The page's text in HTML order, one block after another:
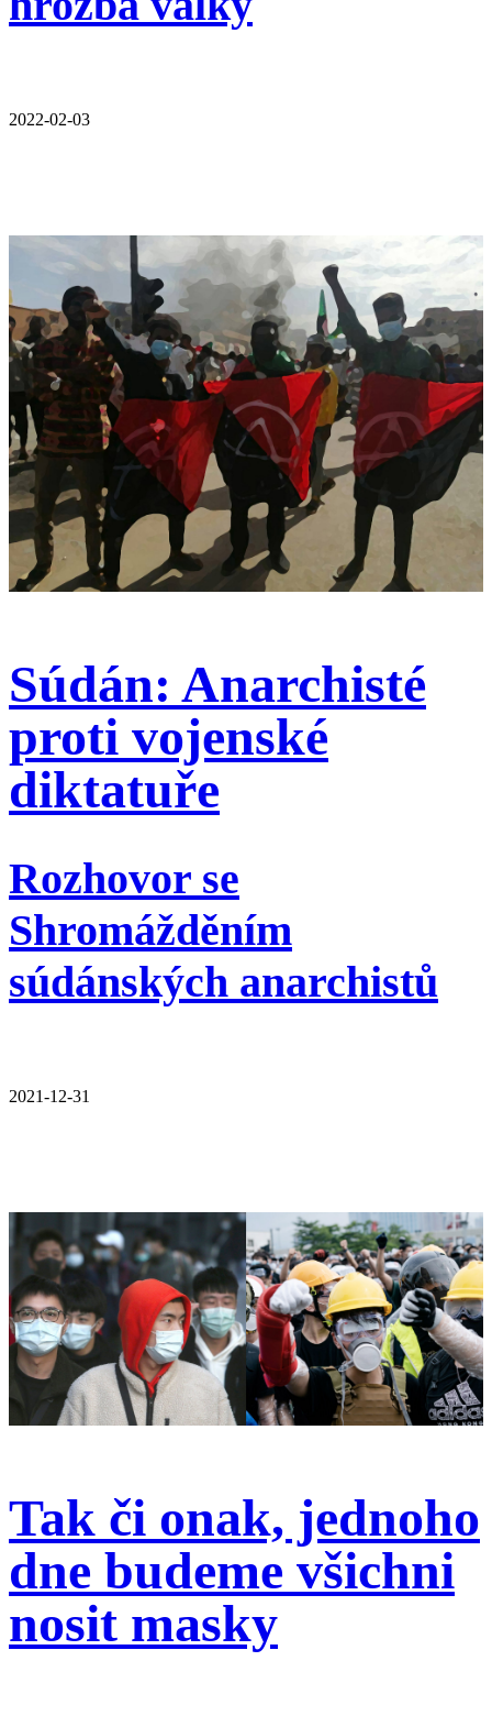
2022-02-03
Súdán: Anarchisté
proti vojenské
diktatuře
Rozhovor se
Shromážděním
súdánských anarchistů
2021-12-31
Tak či onak, jednoho
dne budeme všichni
nosit masky